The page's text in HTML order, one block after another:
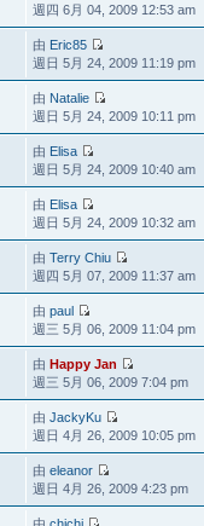
週四 6月 04, 2009 12:53 am
由 Eric85
週日 5月 24, 2009 11:19 pm
由 Natalie
週日 5月 24, 2009 10:11 pm
由 Elisa
週日 5月 24, 2009 10:40 am
由 Elisa
週日 5月 24, 2009 10:32 am
由Terry Chiu
週四 5月 07, 2009 11:37 am
由paul
週三 5月 06, 2009 11:04 pm
由Happy Jan
週三 5月 06, 2009 7:04 pm
由JackyKu
週日 4月 26, 2009 10:05 pm
由eleanor
週日 4月 26, 2009 4:23 pm
由chichi